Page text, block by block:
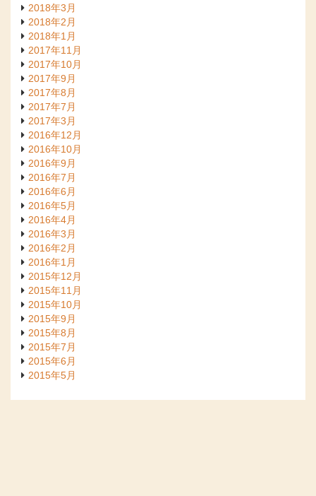
2018年3月
2018年2月
2018年1月
2017年11月
2017年10月
2017年9月
2017年8月
2017年7月
2017年3月
2016年12月
2016年10月
2016年9月
2016年7月
2016年6月
2016年5月
2016年4月
2016年3月
2016年2月
2016年1月
2015年12月
2015年11月
2015年10月
2015年9月
2015年8月
2015年7月
2015年6月
2015年5月